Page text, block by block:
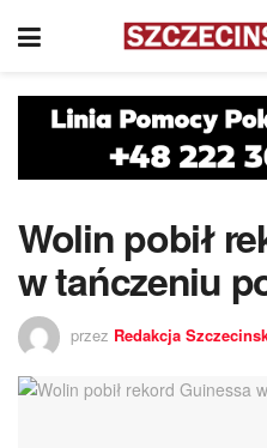
Wolin pobił
w tańczeniu
przez Redakcja